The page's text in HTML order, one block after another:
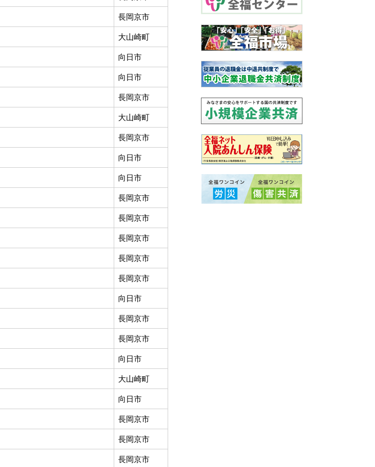
長岡京市
大山崎町
向日市
向日市
長岡京市
大山崎町
長岡京市
向日市
向日市
長岡京市
長岡京市
長岡京市
長岡京市
長岡京市
向日市
長岡京市
長岡京市
向日市
大山崎町
向日市
長岡京市
長岡京市
長岡京市